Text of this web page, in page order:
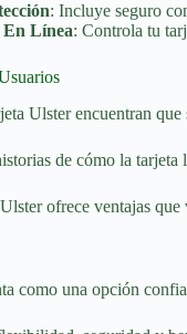
: Incluye seguro
En Línea: Controla tu
Ulster encuentran
de cómo la tarjeta
ofrece ventajas
como una opción